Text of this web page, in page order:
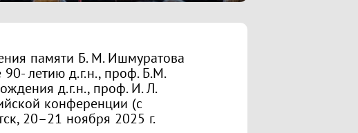
памяти Б. М. Ишмуратова
летию д.г.н., проф. Б.М.
д.г.н., проф. И. Л.
конференции (с
20–21 ноября 2025 г.